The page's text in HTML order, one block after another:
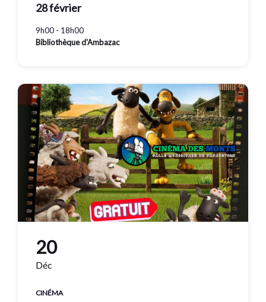
28 février
9h00 - 18h00
Bibliothèque d'Ambazac
20
Déc
CINÉMA